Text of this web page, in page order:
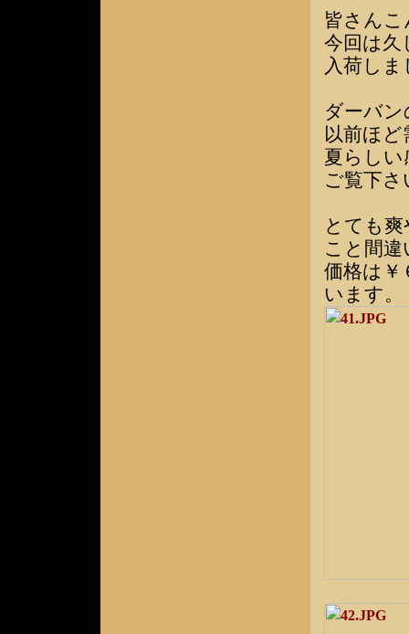
皆さん
今回は久
入荷し
ダーバ
以前ほ
夏らし
ご覧下さ
とても
こと間
価格は￥
います。